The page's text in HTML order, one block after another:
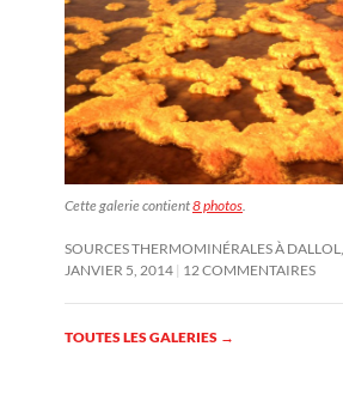
Cette galerie contient8 photos
SOURCES THERMOMINÉRALES À
JANVIER 5, 2014 12 COMMENTAIRES
TOUTES LES GALERIES →